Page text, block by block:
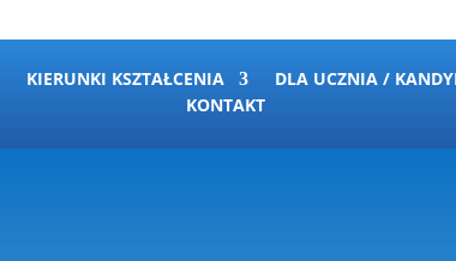
KIERUNKI KSZTAŁCENIA DLA UCZNIA /
KONTAKT